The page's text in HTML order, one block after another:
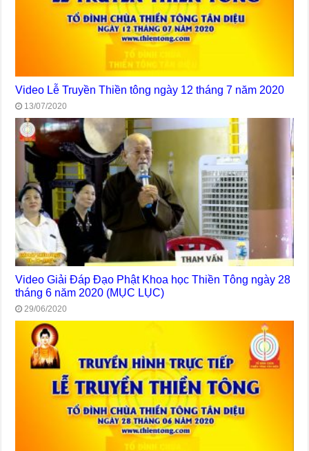
Video Lễ Truyền Thiền tông ngày 12 tháng 7 năm 2020
13/07/2020
Video Giải Đáp Đạo Phật Khoa học Thiền Tông ngày 28
tháng 6 năm 2020 (MỤC LỤC)
29/06/2020